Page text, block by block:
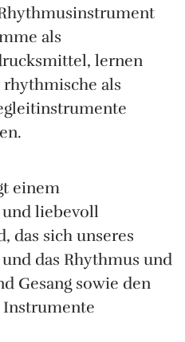
als
lernen
als
einem
liebevoll
das sich unseres
das Rhythmus und
Gesang sowie den
Instrumente